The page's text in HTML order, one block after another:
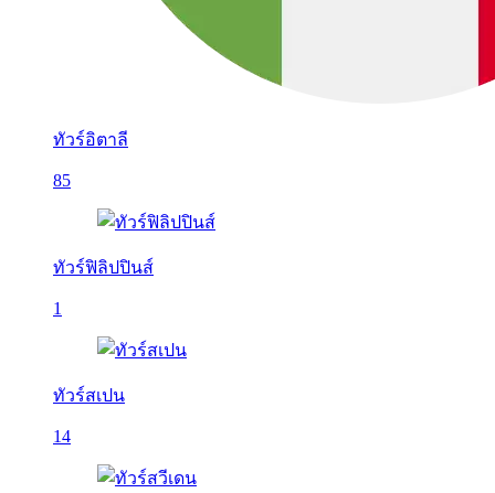
ทัวร์อิตาลี
85
ทัวร์ฟิลิปปินส์
1
ทัวร์สเปน
14